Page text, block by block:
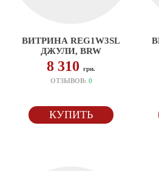
ВИТРИНА REG1W3SL
ДЖУЛИ, BRW
8 310грн.
ОТЗЫВОВ: 0
КУПИТЬ